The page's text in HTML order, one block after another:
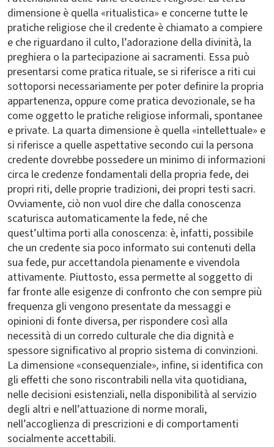
dimensione è quella «ritualistica» e concerne tutte le
pratiche religiose che il credente è chiamato a compiere
e che riguardano il culto, l’adorazione della divinità, la
preghiera o la partecipazione ai sacramenti. Essa può
presentarsi come pratica rituale, se si riferisce a riti cui
sottoporsi necessariamente per poter definire la propria
appartenenza, oppure come pratica devozionale, se ha
come oggetto le pratiche religiose informali, spontanee
e private. La quarta dimensione è quella «intellettuale» e
si riferisce a quelle aspettative secondo cui la persona
credente dovrebbe possedere un minimo di informazioni
circa le credenze fondamentali della propria fede, dei
propri riti, delle proprie tradizioni, dei propri testi sacri.
Ovviamente, ciò non vuol dire che dalla conoscenza
scaturisca automaticamente la fede, né che
quest’ultima porti alla conoscenza: è, infatti, possibile
che un credente sia poco informato sui contenuti della
sua fede, pur accettandola pienamente e vivendola
attivamente. Piuttosto, essa permette al soggetto di
far fronte alle esigenze di confronto che con sempre più
frequenza gli vengono presentate da messaggi e
opinioni di fonte diversa, per rispondere così alla
necessità di un corredo culturale che dia dignità e
spessore significativo al proprio sistema di convinzioni.
La dimensione «consequenziale», infine, si identifica con
gli effetti che sono riscontrabili nella vita quotidiana,
nelle decisioni esistenziali, nella disponibilità al servizio
degli altri e nell’attuazione di norme morali,
nell’accoglienza di prescrizioni e di comportamenti
socialmente accettabili.